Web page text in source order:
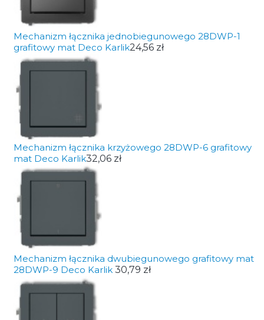
Mechanizm łącznika jednobiegunowego 28DWP-1
grafitowy mat Deco Karlik24,56 zł
Mechanizm łącznika krzyżowego 28DWP-6 grafitowy
mat Deco Karlik32,06 zł
Mechanizm łącznika dwubiegunowego grafitowy mat
28DWP-9 Deco Karlik 30,79 zł